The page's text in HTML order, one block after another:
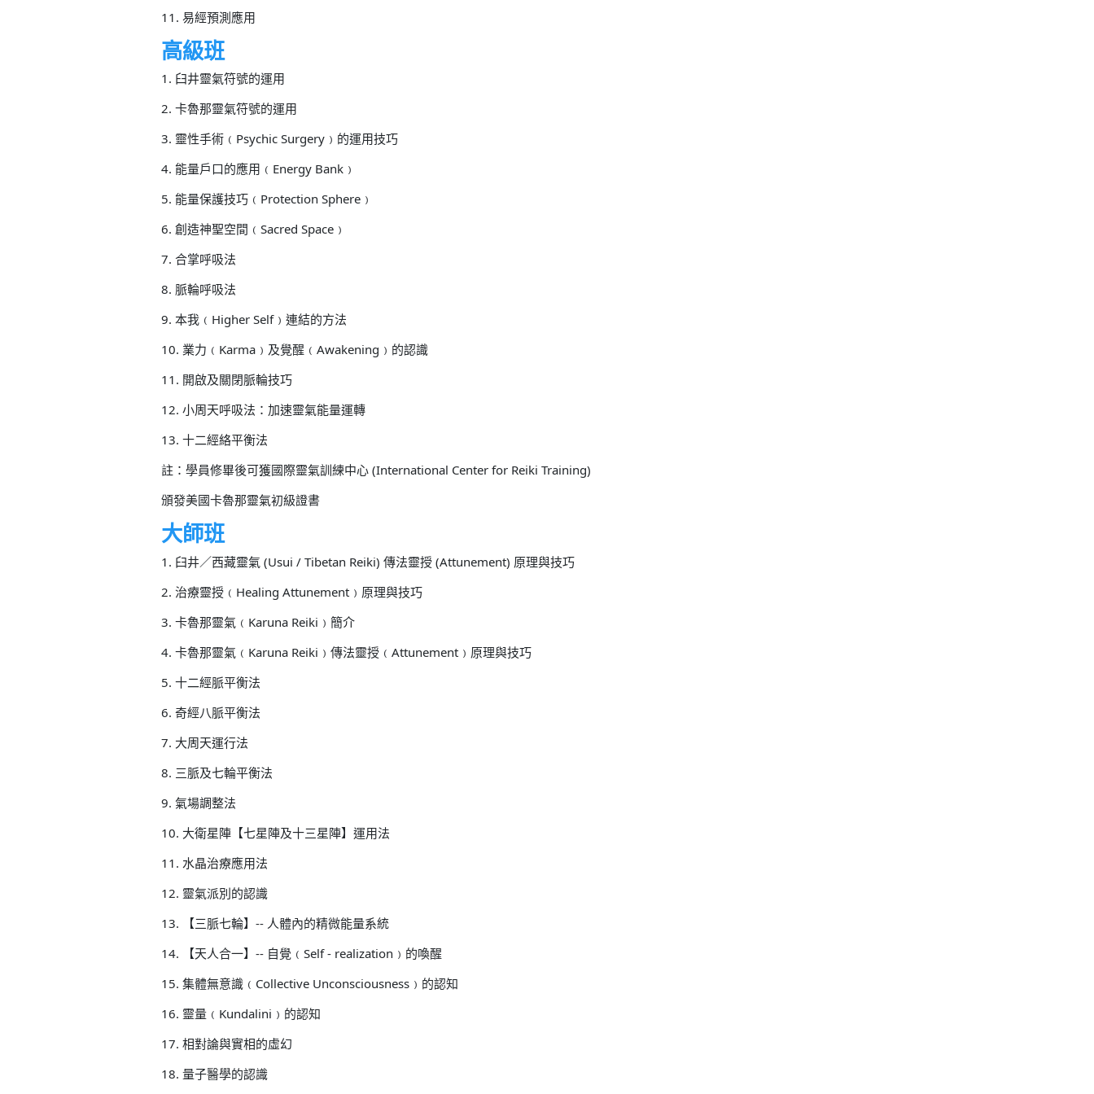
11. 易經預測應用
高級班
1. 臼井靈氣符號的運用
2. 卡魯那靈氣符號的運用
3. 靈性手術﹙Psychic Surgery﹚的運用技巧
4. 能量戶口的應用﹙Energy Bank﹚
5. 能量保護技巧﹙Protection Sphere﹚
6. 創造神聖空間﹙Sacred Space﹚
7. 合掌呼吸法
8. 脈輪呼吸法
9. 本我﹙Higher Self﹚連結的方法
10. 業力﹙Karma﹚及覺醒﹙Awakening﹚的認識
11. 開啟及關閉脈輪技巧
12. 小周天呼吸法：加速靈氣能量運轉
13. 十二經絡平衡法
註：學員修畢後可獲國際靈氣訓練中心 (International Center for Reiki Training)
頒發美國卡魯那靈氣初級證書
大師班
1. 臼井／西藏靈氣 (Usui / Tibetan Reiki) 傳法靈授 (Attunement) 原理與技巧
2. 治療靈授﹙Healing Attunement﹚原理與技巧
3. 卡魯那靈氣﹙Karuna Reiki﹚簡介
4. 卡魯那靈氣﹙Karuna Reiki﹚傳法靈授﹙Attunement﹚原理與技巧
5. 十二經脈平衡法
6. 奇經八脈平衡法
7. 大周天運行法
8. 三脈及七輪平衡法
9. 氣場調整法
10. 大衛星陣【七星陣及十三星陣】運用法
11. 水晶治療應用法
12. 靈氣派別的認識
13. 【三脈七輪】-- 人體內的精微能量系統
14. 【天人合一】-- 自覺﹙Self - realization﹚的喚醒
15. 集體無意識﹙Collective Unconsciousness﹚的認知
16. 靈量﹙Kundalini﹚的認知
17. 相對論與實相的虛幻
18. 量子醫學的認識